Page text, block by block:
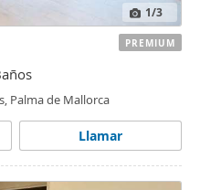
1/3
Palma de Mallorca
Llamar
PREMIUM